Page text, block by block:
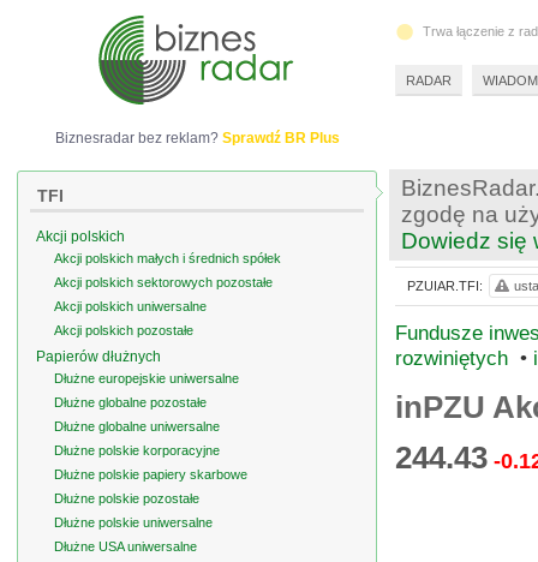
zgodę na
Dowiedz się
Fundusze
rozwiniętych •
inPZU
244.43 -
PZUIAR.TFI:
Biznesradar bez reklam? Sprawdź BR Plus
TFI
Akcji polskich
Akcji polskich małych i średnich spółek
Akcji polskich sektorowych pozostałe
Akcji polskich uniwersalne
Akcji polskich pozostałe
Papierów dłużnych
Dłużne europejskie uniwersalne
Dłużne globalne pozostałe
Dłużne globalne uniwersalne
Dłużne polskie korporacyjne
Dłużne polskie papiery skarbowe
Dłużne polskie pozostałe
Dłużne polskie uniwersalne
Dłużne USA uniwersalne
Trwa łączenie z
RADAR